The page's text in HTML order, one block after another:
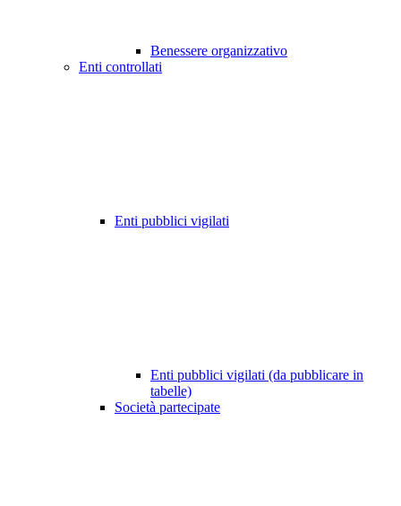
Benessere organizzativo
Enti controllati
Enti pubblici vigilati
Enti pubblici vigilati (da pubblicare in
tabelle)
Società partecipate